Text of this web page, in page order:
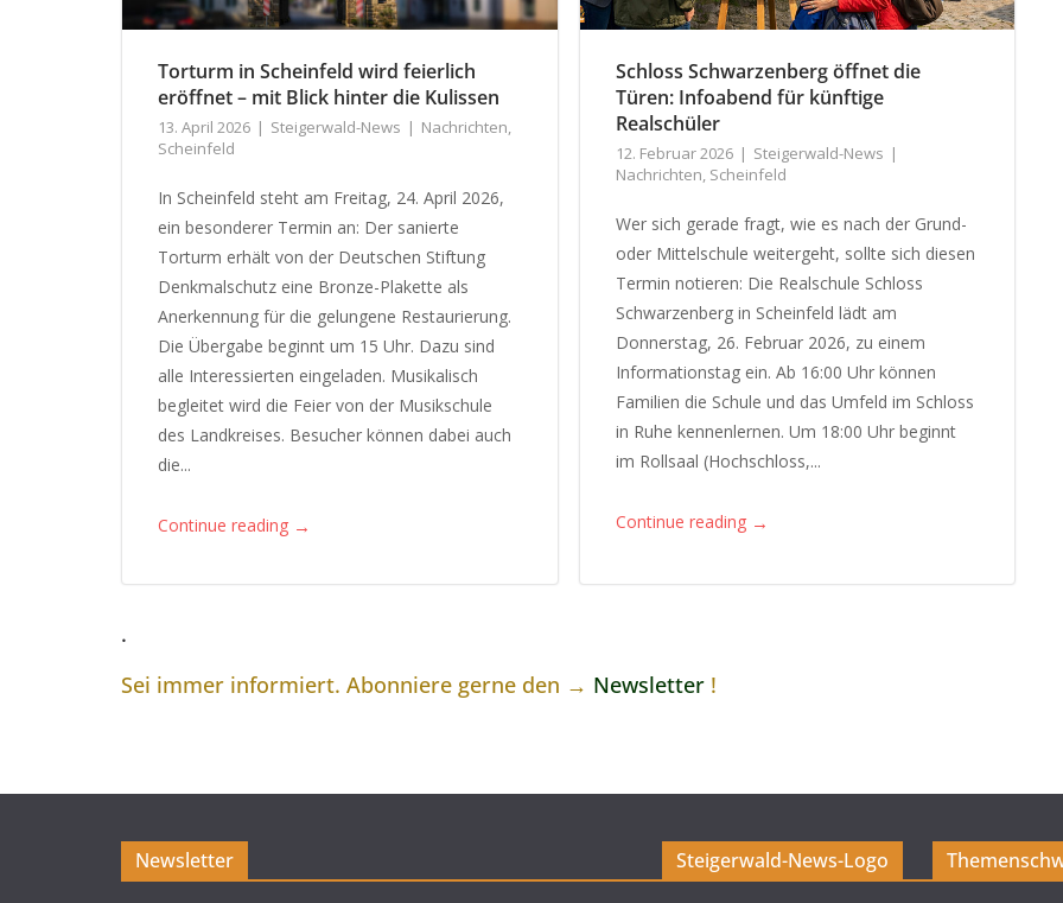
Torturm in Scheinfeld wird feierlich
eröffnet – mit Blick hinter die Kulissen
13. April 2026 Steigerwald-News Nachrichten,
Scheinfeld
In Scheinfeld steht am Freitag, 24. April 2026,
ein besonderer Termin an: Der sanierte
Torturm erhält von der Deutschen Stiftung
Denkmalschutz eine Bronze-Plakette als
Anerkennung für die gelungene Restaurierung.
Die Übergabe beginnt um 15 Uhr. Dazu sind
alle Interessierten eingeladen. Musikalisch
begleitet wird die Feier von der Musikschule
des Landkreises. Besucher können dabei auch
die...
Continue reading →
Schloss Schwarzenberg öffnet die
Türen: Infoabend für künftige
Realschüler
12. Februar 2026
Steigerwald-News
Nachrichten, Scheinfeld
Wer sich gerade fragt, wie es nach der Grund-
oder Mittelschule weitergeht, sollte sich diesen
Termin notieren: Die Realschule Schloss
Schwarzenberg in Scheinfeld lädt am
Donnerstag, 26. Februar 2026, zu einem
Informationstag ein. Ab 16:00 Uhr können
Familien die Schule und das Umfeld im Schloss
in Ruhe kennenlernen. Um 18:00 Uhr beginnt
im Rollsaal (Hochschloss,...
Continue reading →
.
Sei immer informiert. Abonniere gerne den → Newsletter !
Newsletter Steigerwald-News-Logo